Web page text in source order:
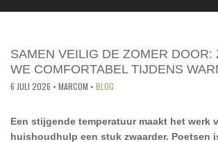
SAMEN VEILIG DE ZOMER DOOR:
WE COMFORTABEL TIJDENS
6 JULI 2026 • MARCOM • BLOG
Een stijgende temperatuur maakt het werk
huishoudhulp een stuk zwaarder. Poetsen